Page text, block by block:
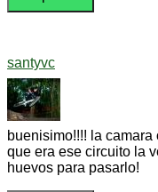
santyvc
buenisimo!!!! la
que era ese circuito la
huevos para pasarlo!